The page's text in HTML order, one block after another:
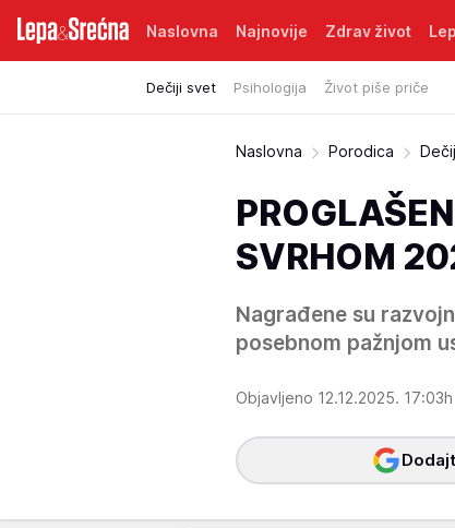
Naslovna Najnovije Zdrav život
Dečiji svet Psihologija Život piše priče
Naslovna Porodica
SVRHOM
Nagrađene su
posebnom pažnjom
Objavljeno 12.12.2025. 17:03h